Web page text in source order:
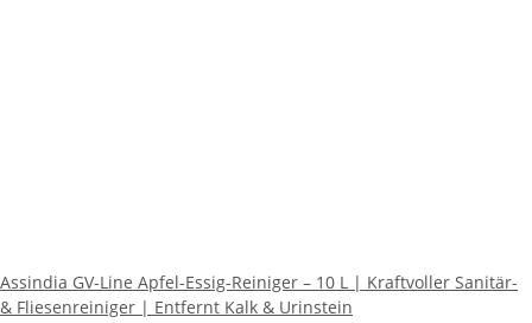
Assindia GV-Line Apfel-Essig-Reiniger – 10 L | Kraftvoller Sanitär-
& Fliesenreiniger | Entfernt Kalk & Urinstein